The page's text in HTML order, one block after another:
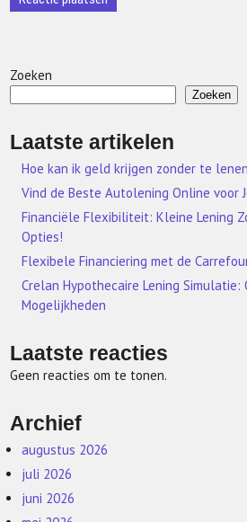
Zoeken
Zoeken
Laatste artikelen
Hoe kan ik geld krijgen zonder te
Vind de Beste Autolening Online voor
Financiële Flexibiliteit: Kleine Lening
Opties!
Flexibele Financiering met de
Crelan Hypothecaire Lening Simulatie:
Mogelijkheden
Laatste reacties
Geen reacties om te tonen.
Archief
augustus 2026
juli 2026
juni 2026